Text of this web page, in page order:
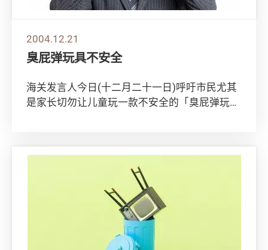
2004.12.21
臭屁弹玩具不安全
海关发言人今日(十二月二十一日)呼吁市民尤其
是家长切勿让儿童玩一款不安全的「臭屁弹玩